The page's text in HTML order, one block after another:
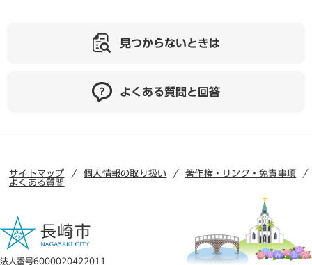
見つからないときは
よくある質問と回答
サイトマップ 個人情報の取り扱い
著作権・リンク・免責事項
よくある質問
法人番号6000020422011